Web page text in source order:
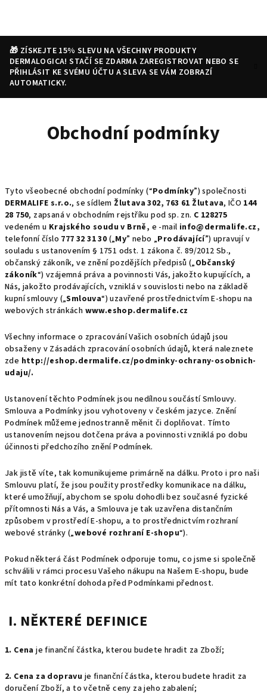
🎁 ZÍSKEJTE 15% SLEVU NA VŠECHNY PRODUKTY
DERMALOGICA! STAČÍ SE ZDARMA ZAREGISTROVAT NEBO SE
PŘIHLÁSIT KE SVÉMU ÚČTU A SLEVA SE VÁM ZOBRAZÍ
AUTOMATICKY.
HledatPřihlášeníNákupní
Obchodní podmínky
Tyto všeobecné obchodní podmínky (“Podmínky”) společnosti
DERMALIFE s.r.o., se sídlem Žlutava 302, 763 61 Žlutava, IČO 144
28 750, zapsaná v obchodním rejstříku pod sp. zn. C 128275
vedeném u Krajského soudu v Brně, e -mail info@dermalife.cz,
telefonní číslo 777 32 31 30 („My” nebo „Prodávající”) upravují v
souladu s ustanovením § 1751 odst. 1 zákona č. 89/2012 Sb.,
občanský zákoník, ve znění pozdějších předpisů („Občanský
zákoník“) vzájemná práva a povinnosti Vás, jakožto kupujících, a
Nás, jakožto prodávajících, vzniklá v souvislosti nebo na základě
kupní smlouvy („Smlouva“) uzavřené prostřednictvím E-shopu na
webových stránkách www.eshop.dermalife.cz
Všechny informace o zpracování Vašich osobních údajů jsou
obsaženy v Zásadách zpracování osobních údajů, která naleznete
zde http://eshop.dermalife.cz/podminky-ochrany-osobnich-
udaju/.
Ustanovení těchto Podmínek jsou nedílnou součástí Smlouvy.
Smlouva a Podmínky jsou vyhotoveny v českém jazyce. Znění
Podmínek můžeme jednostranně měnit či doplňovat. Tímto
ustanovením nejsou dotčena práva a povinnosti vzniklá po dobu
účinnosti předchozího znění Podmínek.
Jak jistě víte, tak komunikujeme primárně na dálku. Proto i pro naši
Smlouvu platí, že jsou použity prostředky komunikace na dálku,
které umožňují, abychom se spolu dohodli bez současné fyzické
přítomnosti Nás a Vás, a Smlouva je tak uzavřena distančním
způsobem v prostředí E-shopu, a to prostřednictvím rozhraní
webové stránky („webové rozhraní E-shopu“).
Pokud některá část Podmínek odporuje tomu, co jsme si společně
schválili v rámci procesu Vašeho nákupu na Našem E-shopu, bude
mít tato konkrétní dohoda před Podmínkami přednost.
I. NĚKTERÉ DEFINICE
1. Cenaje finanční částka, kterou budete hradit za Zboží;
2. Cena za dopravu je finanční částka, kterou budete hradit za
doručení Zboží, a to včetně ceny za jeho zabalení;